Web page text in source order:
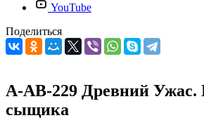
YouTube
Поделиться
A-AB-229 Древний
сыщика